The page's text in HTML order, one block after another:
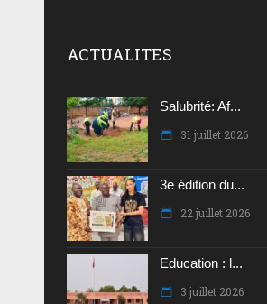
ACTUALITES
Salubrité: Af...
31 juillet 2026
3e édition du...
22 juillet 2026
Education : l...
3 juillet 2026